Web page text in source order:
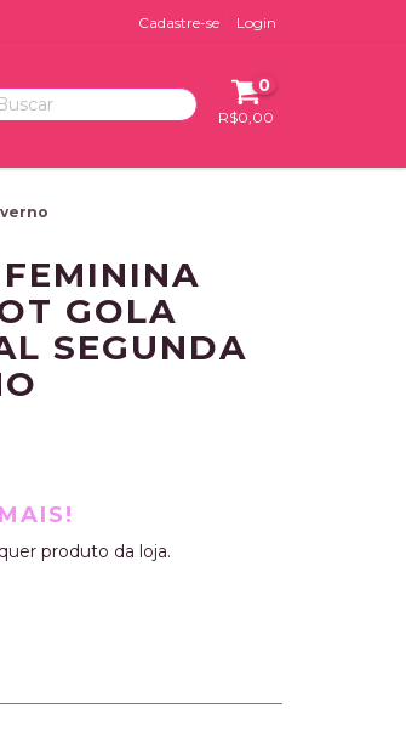
Cadastre-se Login
0
R$0,00
GOLA
SEGUNDA
produto da loja.